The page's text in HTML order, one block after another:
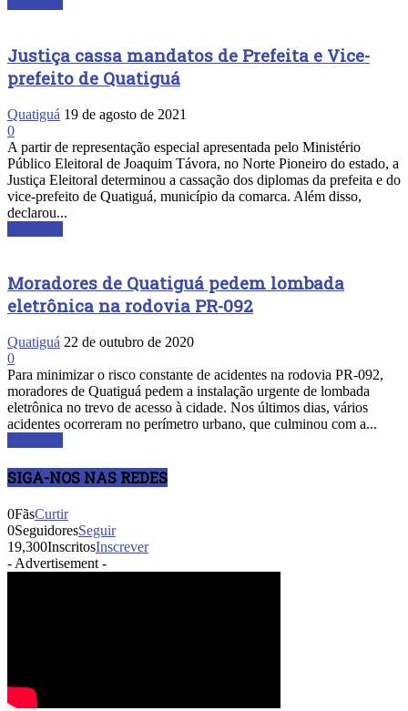
Justiça cassa mandatos de Prefeita e Vice-
prefeito de Quatiguá
Quatiguá 19 de agosto de 2021
0
A partir de representação especial apresentada pelo Ministério
Público Eleitoral de Joaquim Távora, no Norte Pioneiro do estado, a
Justiça Eleitoral determinou a cassação dos diplomas da prefeita e do
vice-prefeito de Quatiguá, município da comarca. Além disso,
declarou...
Moradores de Quatiguá pedem lombada
eletrônica na rodovia PR-092
Quatiguá 22 de outubro de 2020
0
Para minimizar o risco constante de acidentes na rodovia PR-092,
moradores de Quatiguá pedem a instalação urgente de lombada
eletrônica no trevo de acesso à cidade. Nos últimos dias, vários
acidentes ocorreram no perímetro urbano, que culminou com a...
SIGA-NOS NAS REDES
0FãsCurtir
0SeguidoresSeguir
19,300InscritosInscrever
- Advertisement -